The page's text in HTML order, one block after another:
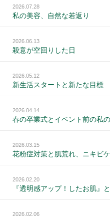
2026.07.28
私の美容、自然な若返り
2026.06.13
殺意が空回りした日
2026.05.12
新生活スタートと新たな目標
2026.04.14
春の卒業式とイベント前の私
2026.03.15
花粉症対策と肌荒れ、ニキビ
2026.02.20
『透明感アップ！したお肌』
2026.02.06